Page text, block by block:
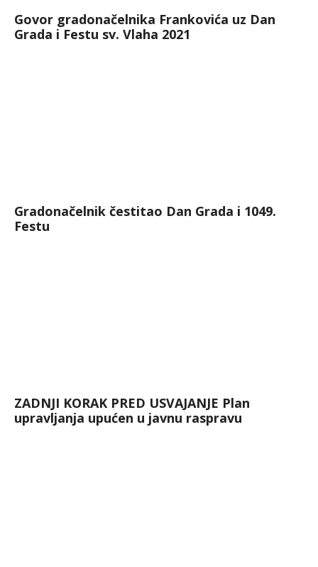
Govor gradonačelnika Frankovića uz Dan
Grada i Festu sv. Vlaha 2021
Gradonačelnik čestitao Dan Grada i 1049.
Festu
ZADNJI KORAK PRED USVAJANJE Plan
upravljanja upućen u javnu raspravu